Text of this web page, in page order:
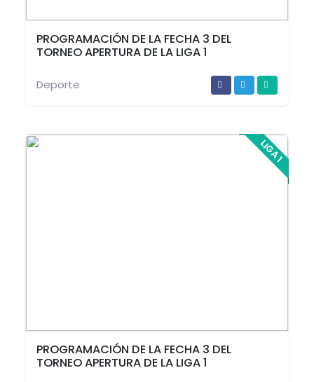
PROGRAMACIÓN DE LA FECHA 3 DEL
TORNEO APERTURA DE LA LIGA 1
Deporte
LIGA 1
PROGRAMACIÓN DE LA FECHA 3 DEL
TORNEO APERTURA DE LA LIGA 1